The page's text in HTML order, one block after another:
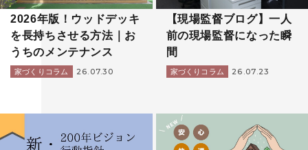
2026年版！ウッドデッキ
を長持ちさせる方法｜お
うちのメンテナンス
家づくりコラム 26.07.30
【現場監督ブログ】一人
前の現場監督になった瞬
間
家づくりコラム 26.07.23